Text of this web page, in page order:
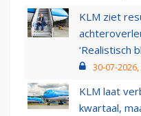
KLM ziet
‘Realistisch
30-07-2026,
KLM laat
kwartaal,